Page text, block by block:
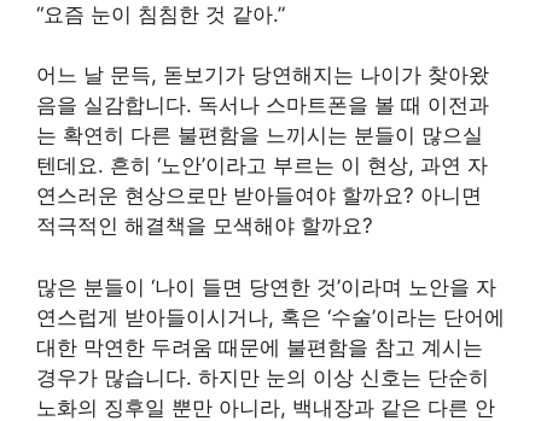
“요즘 눈이 침침한 것 같아.”
어느 날 문득, 돋보기가 당연해지는 나이가 찾아왔
음을 실감합니다. 독서나 스마트폰을 볼 때 이전과
는 확연히 다른 불편함을 느끼시는 분들이 많으실
텐데요. 흔히 ‘노안’이라고 부르는 이 현상, 과연 자
연스러운 현상으로만 받아들여야 할까요? 아니면
적극적인 해결책을 모색해야 할까요?
많은 분들이 ‘나이 들면 당연한 것’이라며 노안을 자
연스럽게 받아들이시거나, 혹은 ‘수술’이라는 단어에
대한 막연한 두려움 때문에 불편함을 참고 계시는
경우가 많습니다. 하지만 눈의 이상 신호는 단순히
노화의 징후일 뿐만 아니라, 백내장과 같은 다른 안